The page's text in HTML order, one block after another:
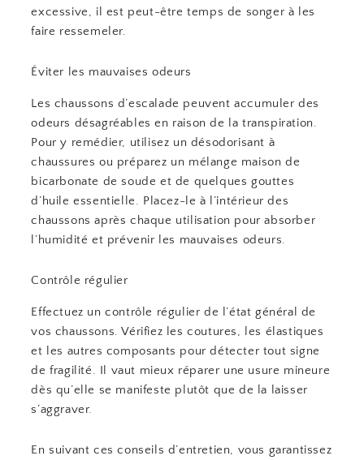
excessive, il est peut-être temps de songer à les
faire ressemeler.
Éviter les mauvaises odeurs
Les chaussons d’escalade peuvent accumuler des
odeurs désagréables en raison de la transpiration.
Pour y remédier, utilisez un désodorisant à
chaussures ou préparez un mélange maison de
bicarbonate de soude et de quelques gouttes
d’huile essentielle. Placez-le à l’intérieur des
chaussons après chaque utilisation pour absorber
l’humidité et prévenir les mauvaises odeurs.
Contrôle régulier
Effectuez un contrôle régulier de l’état général de
vos chaussons. Vérifiez les coutures, les élastiques
et les autres composants pour détecter tout signe
de fragilité. Il vaut mieux réparer une usure mineure
dès qu’elle se manifeste plutôt que de la laisser
s’aggraver.
En suivant ces conseils d’entretien, vous garantissez